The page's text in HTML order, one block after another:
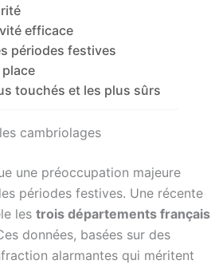
efficace
périodes festives
touchés et les plus sûrs
cambriolages
une préoccupation majeure
périodes festives. Une récente
les trois départements français
données, basées sur des
alarmantes qui méritent